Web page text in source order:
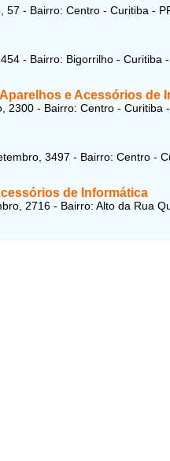
57 - Bairro: Centro - Curitiba -
- Bairro: Bigorrilho - Curitiba
e Acessórios de
2300 - Bairro: Centro - Curitiba
3497 - Bairro: Centro -
de Informática
2716 - Bairro: Alto da Rua